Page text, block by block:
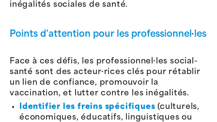
inégalités sociales de santé.
Points d’attention pour les professionnel·les
Face à ces défis, les professionnel·les social-
santé sont des acteur·rices clés pour rétablir
un lien de confiance, promouvoir la
vaccination, et lutter contre les inégalités.
Identifier les freins spécifiques (culturels,
économiques, éducatifs, linguistiques ou